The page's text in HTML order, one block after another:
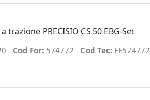
trazione PRECISIO CS 50 EBG-Set
Cod For: 574772 Cod Tec: FE574772